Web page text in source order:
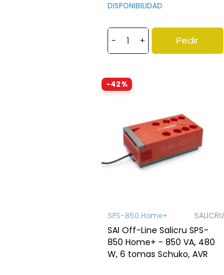
DISPONIBILIDAD
- + Pedir
-42%
SPS-850 Home+ SALICRU
SAI Off-Line Salicru SPS-
850 Home+ - 850 VA, 480
W, 6 tomas Schuko, AVR